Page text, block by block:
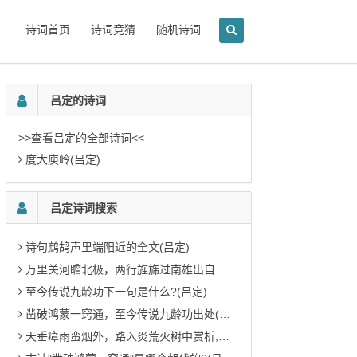
诗词首页 诗词竞猜 随机诗词
吕定的诗词
>>查看吕定的全部诗词<<
度大庾岭(吕定)
吕定诗词搜索
诗句鹧鸪声里端阳近的全文(吕定)
万里关河瞻北极，两行旌旆过南雄出自哪里(吕定)
至今传说九龄功下一句是什么?(吕定)
凿破鸿蒙一窍通，至今传说九龄功出处(吕定)
天垂瘴雨蛮烟外，路入炎荒火树中赏析,如何翻译(吕定)